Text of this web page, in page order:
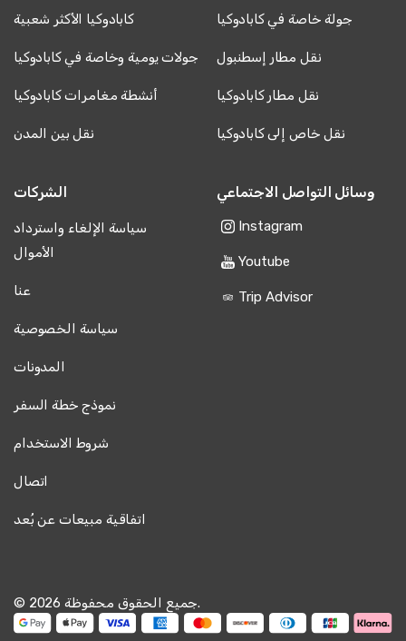
كابادوكيا الأكثر شعبية جولة خاصة في كابادوكيا
جولات يومية وخاصة في كابادوكيا نقل مطار إسطنبول
أنشطة مغامرات كابادوكيا نقل مطار كابادوكيا
نقل بين المدن نقل خاص إلى كابادوكيا
الشركات
سياسة الإلغاء واسترداد
الأموال
عنا
سياسة الخصوصية
المدونات
نموذج خطة السفر
شروط الاستخدام
اتصال
اتفاقية مبيعات عن بُعد
وسائل التواصل الاجتماعي
Instagram
Youtube
Trip Advisor
© 2026 جميع الحقوق محفوظة.